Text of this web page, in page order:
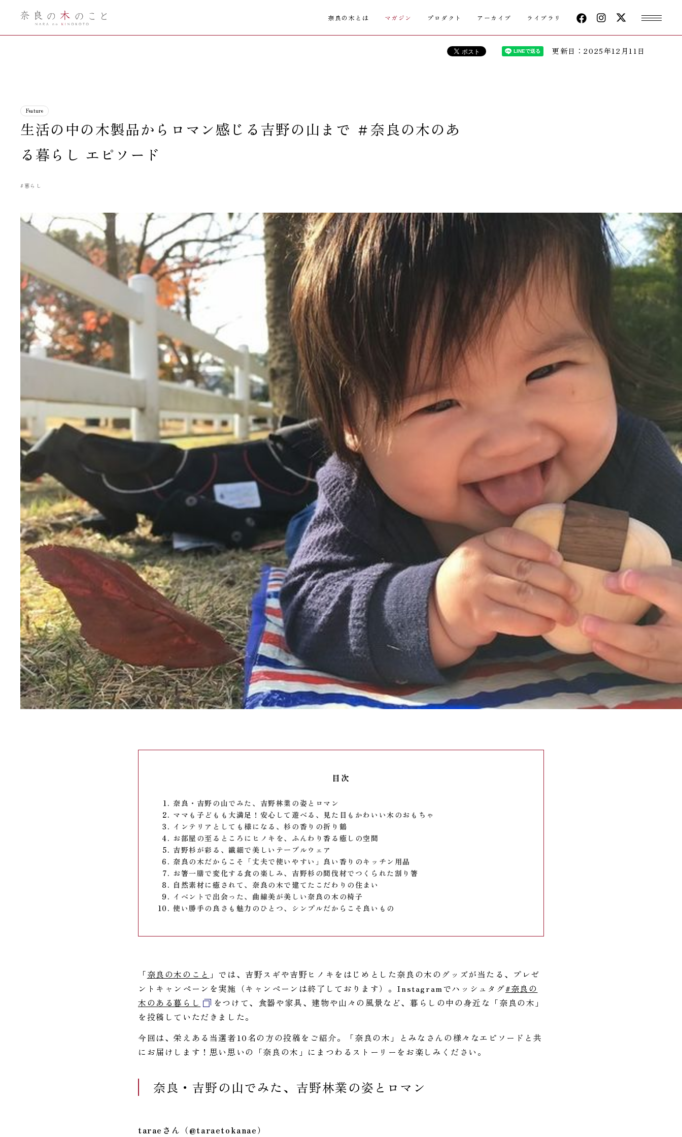
奈良の木のこ
奈良の木とは マガジン プロダクト アーカイブ ライブラリ
更新日：2025年12月11日
Feature
生活の中の木製品からロマン感じる吉野の山まで ＃奈良の木のあ
る暮らし エピソード
#暮らし
目次
奈良・吉野の山でみた、吉野林業の姿とロマン
ママも子どもも大満足！安心して遊べる、見た目もかわいい木のおもちゃ
インテリアとしても様になる、杉の香りの折り鶴
お部屋の至るところにヒノキを、ふんわり香る癒しの空間
吉野杉が彩る、繊細で美しいテーブルウェア
奈良の木だからこそ「丈夫で使いやすい」良い香りのキッチン用品
お箸一膳で変化する食の楽しみ、吉野杉の間伐材でつくられた割り箸
自然素材に癒されて、奈良の木で建てたこだわりの住まい
イベントで出会った、曲線美が美しい奈良の木の椅子
使い勝手の良さも魅力のひとつ、シンプルだからこそ良いもの
「奈良の木のこと 」では、吉野スギや吉野ヒノキをはじめとした奈良の木のグッズが当たる、プレゼ
ントキャンペーンを実施（キャンペーンは終了しております）。Instagramでハッシュタグ#奈良の
木のある暮らし
をつけて、食器や家具、建物や山々の風景など、暮らしの中の身近な「奈良の木」
を投稿していただきました。
今回は、栄えある当選者10名の方の投稿をご紹介。「奈良の木」とみなさんの様々なエピソードと共
にお届けします！思い思いの「奈良の木」にまつわるストーリーをお楽しみください。
奈良・吉野の山でみた、吉野林業の姿とロマン
taraeさん（@taraetokanae）